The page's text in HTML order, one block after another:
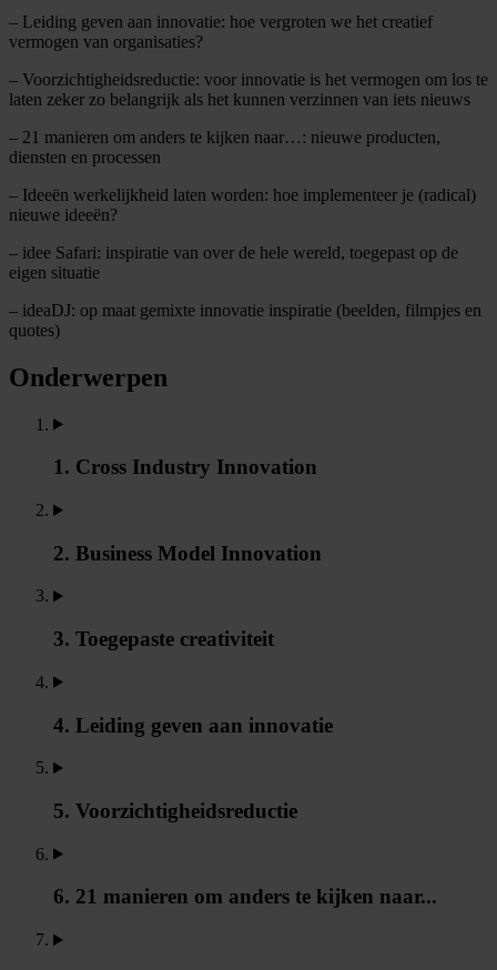
– Leiding geven aan innovatie: hoe vergroten we het creatief
vermogen van organisaties?
– Voorzichtigheidsreductie: voor innovatie is het vermogen om los te
laten zeker zo belangrijk als het kunnen verzinnen van iets nieuws
– 21 manieren om anders te kijken naar…: nieuwe producten,
diensten en processen
– Ideeën werkelijkheid laten worden: hoe implementeer je (radical)
nieuwe ideeën?
– idee Safari: inspiratie van over de hele wereld, toegepast op de
eigen situatie
– ideaDJ: op maat gemixte innovatie inspiratie (beelden, filmpjes en
quotes)
Onderwerpen
1. Cross Industry Innovation
2. Business Model Innovation
3. Toegepaste creativiteit
4. Leiding geven aan innovatie
5. Voorzichtigheidsreductie
6. 21 manieren om anders te kijken naar...